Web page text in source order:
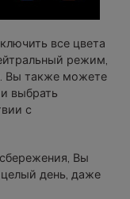
все цвета
режим,
Вы также можете
выбрать
с
Вы
день, даже